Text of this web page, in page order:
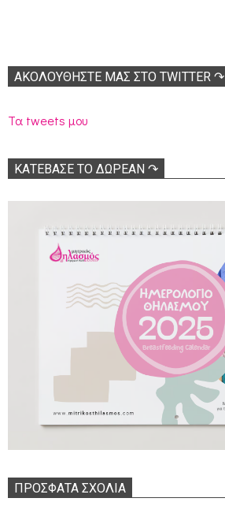
ΑΚΟΛΟΥΘΉΣΤΕ ΜΑΣ ΣΤΟ TWITTER ↷
Τα tweets μου
ΚΑΤΕΒΑΣΕ ΤΟ ΔΩΡΕΑΝ ↷
ΠΡΌΣΦΑΤΑ ΣΧΌΛΙΑ